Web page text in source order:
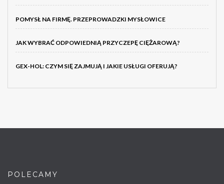
POMYSŁ NA FIRMĘ. PRZEPROWADZKI MYSŁOWICE
JAK WYBRAĆ ODPOWIEDNIĄ PRZYCZEPĘ CIĘŻAROWĄ?
GEX-HOL: CZYM SIĘ ZAJMUJĄ I JAKIE USŁUGI OFERUJĄ?
POLECAMY